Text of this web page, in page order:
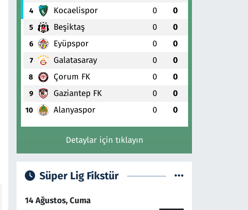
4 Kocaelispor 0 0
5 Beşiktaş 0 0
6 Eyüpspor 0 0
7 Galatasaray 0 0
8 Çorum FK 0 0
9 Gaziantep FK 0 0
10 Alanyaspor 0 0
Detaylar için tıklayın
Süper Lig Fikstür
14 Ağustos, Cuma